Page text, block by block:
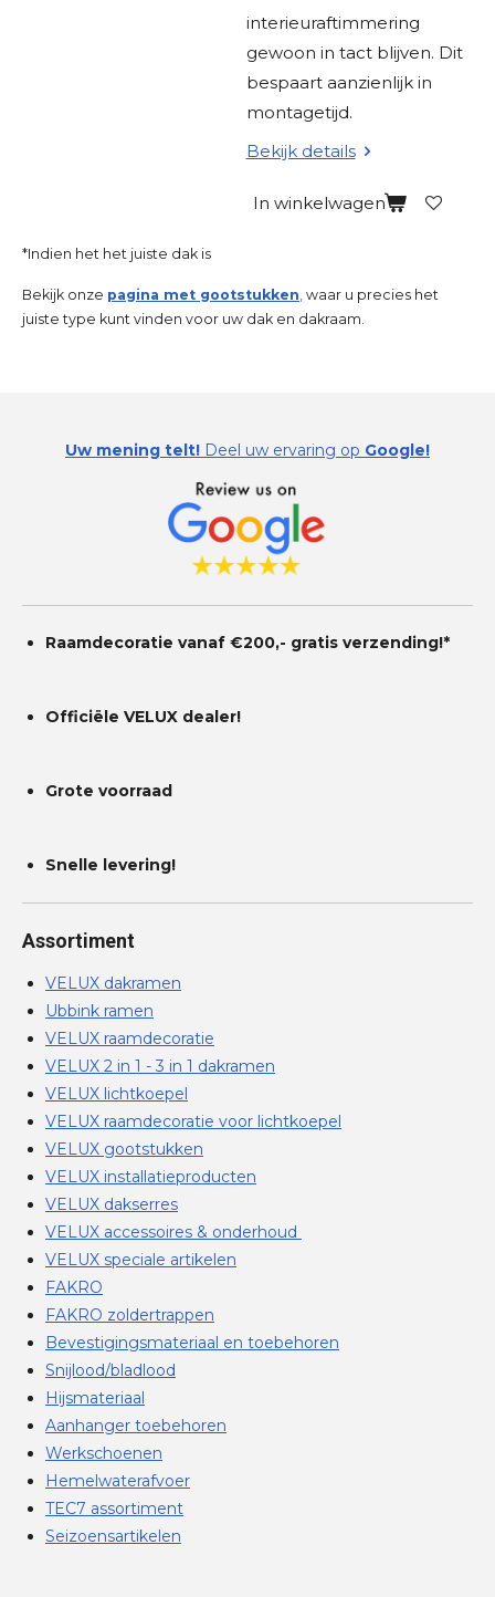
interieuraftimmering
gewoon in tact blijven. Dit
bespaart aanzienlijk in
montagetijd.
Bekijk details
In winkelwagen
*Indien het het juiste dak is
Bekijk onze pagina met gootstukken, waar u precies het
juiste type kunt vinden voor uw dak en dakraam.
Uw mening telt! Deel uw ervaring op Google!
Raamdecoratie vanaf €200,- gratis verzending!*
Officiële VELUX dealer!
Grote voorraad
Snelle levering!
Assortiment
VELUX dakramen
Ubbink ramen
VELUX raamdecoratie
VELUX 2 in 1 - 3 in 1 dakramen
VELUX lichtkoepel
VELUX raamdecoratie voor lichtkoepel
VELUX gootstukken
VELUX installatieproducten
VELUX dakserres
VELUX accessoires & onderhoud
VELUX speciale artikelen
FAKRO
FAKRO zoldertrappen
Bevestigingsmateriaal en toebehoren
Snijlood/bladlood
Hijsmateriaal
Aanhanger toebehoren
Werkschoenen
Hemelwaterafvoer
TEC7 assortiment
Seizoensartikelen